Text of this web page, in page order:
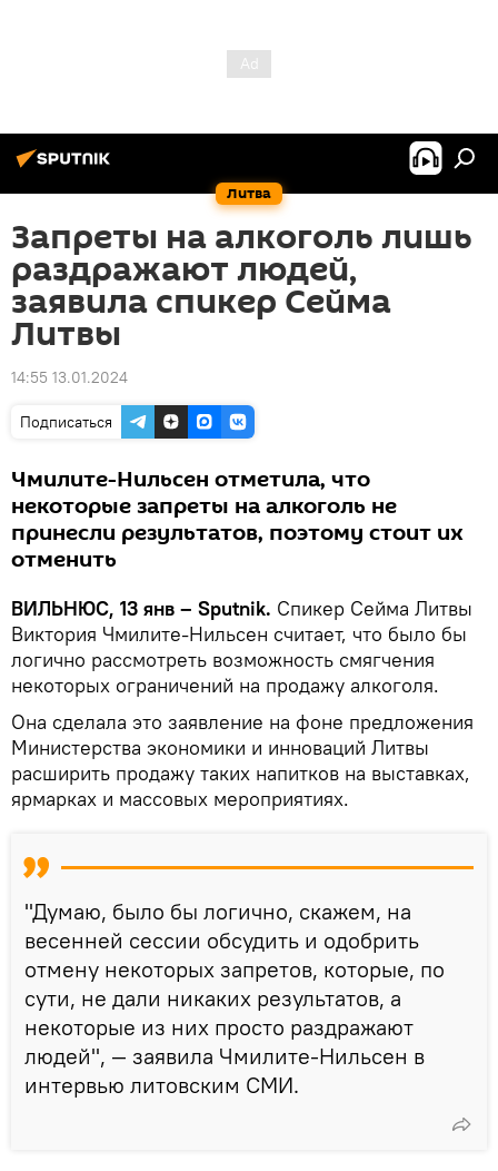
Литва
Запреты на алкоголь лишь
раздражают людей,
заявила спикер Сейма
Литвы
14:55 13.01.2024
Подписаться
Чмилите-Нильсен отметила, что
некоторые запреты на алкоголь не
принесли результатов, поэтому стоит их
отменить
ВИЛЬНЮС, 13 янв – Sputnik. Спикер Сейма Литвы
Виктория Чмилите-Нильсен считает, что было бы
логично рассмотреть возможность смягчения
некоторых ограничений на продажу алкоголя.
Она сделала это заявление на фоне предложения
Министерства экономики и инноваций Литвы
расширить продажу таких напитков на выставках,
ярмарках и массовых мероприятиях.
"Думаю, было бы логично, скажем, на
весенней сессии обсудить и одобрить
отмену некоторых запретов, которые, по
сути, не дали никаких результатов, а
некоторые из них просто раздражают
людей", — заявила Чмилите-Нильсен в
интервью литовским СМИ.